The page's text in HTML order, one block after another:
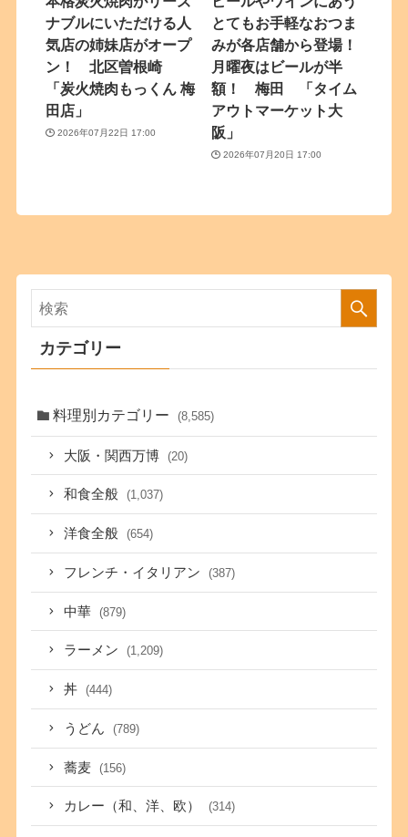
ナブルにいただける人
気店の姉妹店がオープ
ン！ 北区曽根崎
「炭火焼肉もっくん 梅
田店」
2026年07月22日 17:00
とてもお手軽なおつま
みが各店舗から登場！
月曜夜はビールが半
額！ 梅田 「タイム
アウトマーケット大
阪」
2026年07月20日 17:00
カテゴリー
料理別カテゴリー (8,585)
大阪・関西万博 (20)
和食全般 (1,037)
洋食全般 (654)
フレンチ・イタリアン (387)
中華 (879)
ラーメン (1,209)
丼 (444)
うどん (789)
蕎麦 (156)
カレー（和、洋、欧） (314)